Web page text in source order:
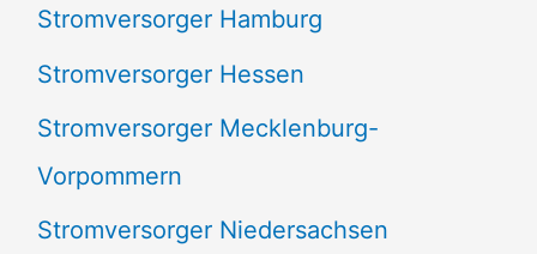
Stromversorger Hamburg
Stromversorger Hessen
Stromversorger Mecklenburg-
Vorpommern
Stromversorger Niedersachsen